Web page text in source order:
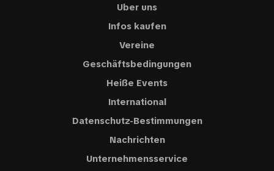
Online-Buchungssystem und erleben Sie einen Abend voller
purer Pop-Energie, den Sie so schnell nicht vergessen
Uber uns
Infos kaufen
Vereine
Geschäftsbedingungen
Heiße Events
International
Datenschutz-Bestimmungen
Nachrichten
Unternehmensservice